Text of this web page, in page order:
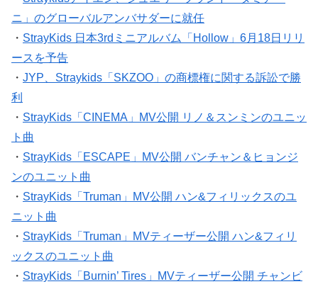
ニ」のグローバルアンバサダーに就任
・ StrayKids 日本3rdミニアルバム「Hollow」6月18日リリ
ースを予告
・ JYP、Straykids「SKZOO」の商標権に関する訴訟で勝
利
・ StrayKids「CINEMA」MV公開 リノ＆スンミンのユニッ
ト曲
・ StrayKids「ESCAPE」MV公開 バンチャン＆ヒョンジ
ンのユニット曲
・ StrayKids「Truman」MV公開 ハン&フィリックスのユ
ニット曲
・ StrayKids「Truman」MVティーザー公開 ハン&フィリ
ックスのユニット曲
・ StrayKids「Burnin’ Tires」MVティーザー公開 チャンビ